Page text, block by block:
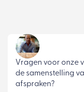
Vragen voor onze
de samenstelling
afspraken?